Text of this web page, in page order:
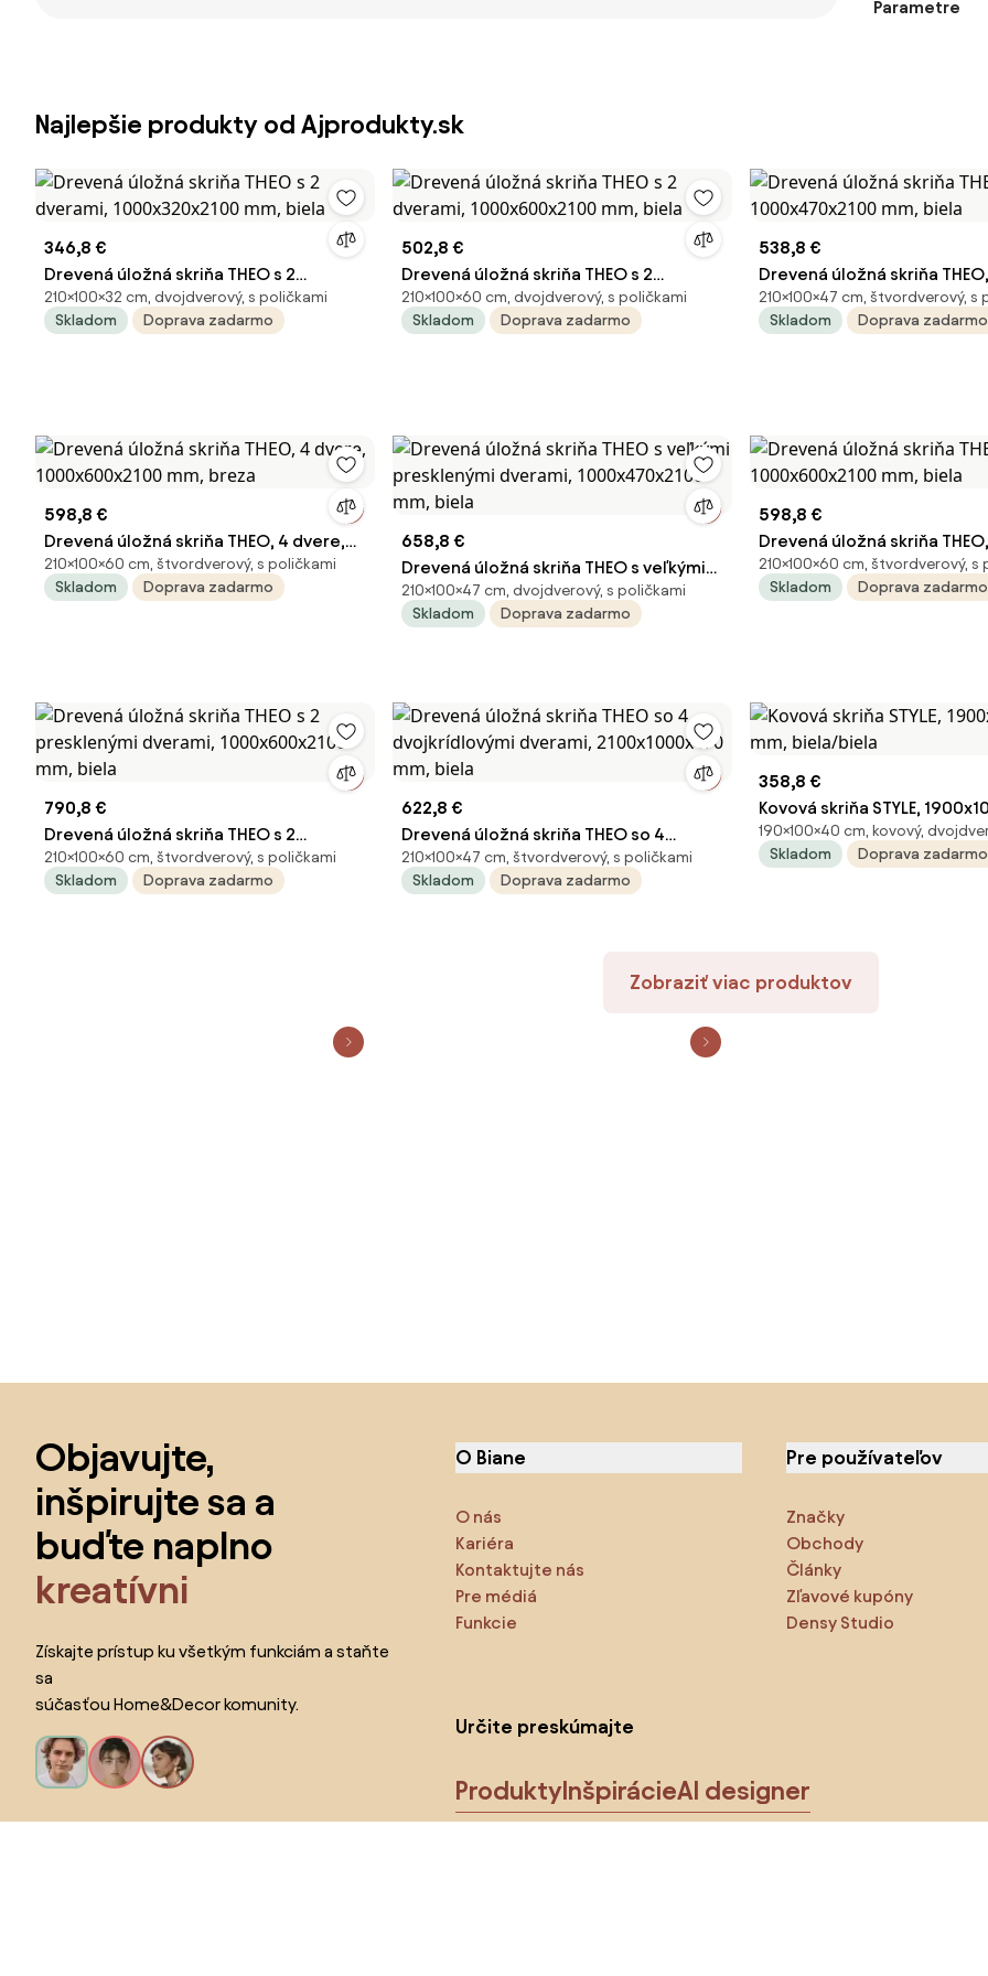
Parametre
Najlepšie produkty od Ajprodukty.sk
346,8 €
Drevená úložná skriňa THEO s 2
dverami, 1000x320x2100 mm, biela
210×100×32 cm, dvojdverový, s poličkami
Skladom
Doprava zadarmo
502,8 €
Drevená úložná skriňa THEO s 2
dverami, 1000x600x2100 mm, biela
210×100×60 cm, dvojdverový, s poličkami
Skladom
Doprava zadarmo
538,8 €
Drevená úložná skriňa
1000x470x2100 mm, biela
210×100×47 cm, štvordverový, s
Skladom
Doprava zadarmo
598,8 €
Drevená úložná skriňa THEO, 4 dvere,
1000x600x2100 mm, breza
210×100×60 cm, štvordverový, s poličkami
Skladom
Doprava zadarmo
658,8 €
Drevená úložná skriňa THEO s veľkými
presklenými dverami, 1000x470x2100
mm, biela
210×100×47 cm, dvojdverový, s poličkami
Skladom
Doprava zadarmo
598,8 €
Drevená úložná skriňa
1000x600x2100 mm, biela
210×100×60 cm, štvordverový, s
Skladom
Doprava zadarmo
790,8 €
Drevená úložná skriňa THEO s 2
presklenými dverami, 1000x600x2100
mm, biela
210×100×60 cm, štvordverový, s poličkami
Skladom
Doprava zadarmo
622,8 €
Drevená úložná skriňa THEO so 4
dvojkrídlovými dverami,
2100x1000x470 mm, biela
210×100×47 cm, štvordverový, s poličkami
Skladom
Doprava zadarmo
358,8 €
Kovová skriňa STYLE,
mm, biela/biela
190×100×40 cm, kovový,
Skladom
Doprava zadarmo
Zobraziť viac produktov
Objavujte,
inšpirujte sa a
buďte naplno
kreatívni
Získajte prístup ku všetkým funkciám a staňte
sa
súčasťou Home&Decor komunity.
O Biane
O nás
Kariéra
Kontaktujte nás
Pre médiá
Funkcie
Pre používateľov
Značky
Obchody
Články
Zľavové kupóny
Densy Studio
Určite preskúmajte
ProduktyInšpirácieAI designer